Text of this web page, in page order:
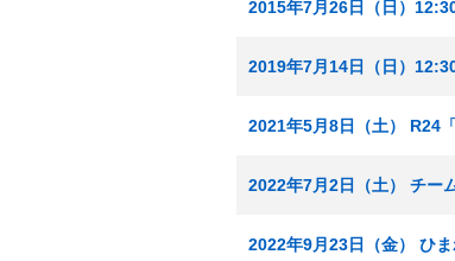
2015年7月26日（日）
2019年7月14日（日）
2021年5月8日（土） R24
2022年7月2日（土） チー
2022年9月23日（金） ひ